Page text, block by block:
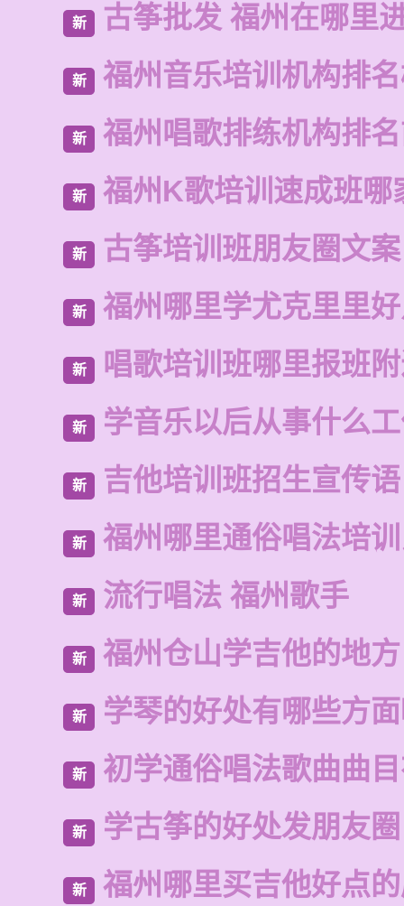
新 古筝批发 福州在哪里
新 福州音乐培训机构排
新 福州唱歌排练机构排
新 福州K歌培训速成班哪
新 古筝培训班朋友圈文案
新 福州哪里学尤克里里
新 唱歌培训班哪里报班
新 学音乐以后从事什么
新 吉他培训班招生宣传语
新 福州哪里通俗唱法培
新 流行唱法 福州歌手
新 福州仓山学吉他的地方
新 学琴的好处有哪些方
新 初学通俗唱法歌曲曲
新 学古筝的好处发朋友圈
新 福州哪里买吉他好点